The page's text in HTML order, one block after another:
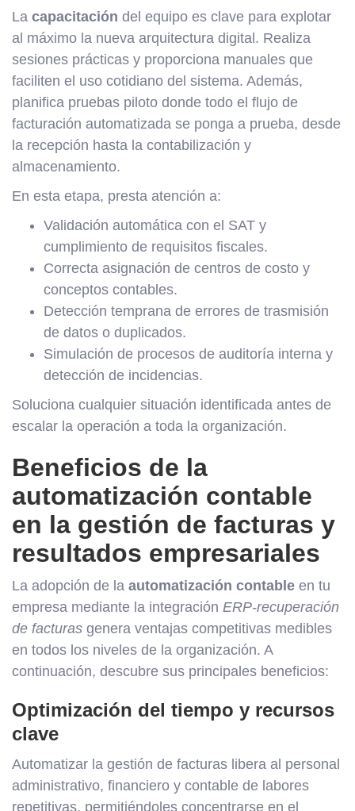
La capacitación del equipo es clave para explotar
al máximo la nueva arquitectura digital. Realiza
sesiones prácticas y proporciona manuales que
faciliten el uso cotidiano del sistema. Además,
planifica pruebas piloto donde todo el flujo de
facturación automatizada se ponga a prueba, desde
la recepción hasta la contabilización y
almacenamiento.
En esta etapa, presta atención a:
Validación automática con el SAT y
cumplimiento de requisitos fiscales.
Correcta asignación de centros de costo y
conceptos contables.
Detección temprana de errores de trasmisión
de datos o duplicados.
Simulación de procesos de auditoría interna y
detección de incidencias.
Soluciona cualquier situación identificada antes de
escalar la operación a toda la organización.
Beneficios de la
automatización contable
en la gestión de facturas y
resultados empresariales
La adopción de la automatización contable en tu
empresa mediante la integración ERP-recuperación
de facturas genera ventajas competitivas medibles
en todos los niveles de la organización. A
continuación, descubre sus principales beneficios:
Optimización del tiempo y recursos
clave
Automatizar la gestión de facturas libera al personal
administrativo, financiero y contable de labores
repetitivas, permitiéndoles concentrarse en el